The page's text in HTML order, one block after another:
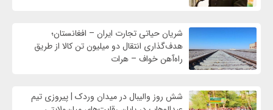
شریان حیاتی تجارت ایران – افغانستان؛
هدف‌گذاری انتقال دو میلیون تن کالا از طریق
راه‌آهن خواف – هرات
شش روز والیبال در میدان وردک | پیروزی تیم